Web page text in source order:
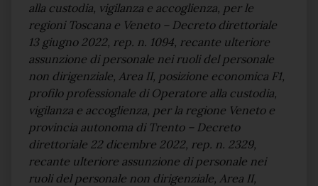
alla custodia, vigilanza e accoglienza, per le
regioni Toscana e Veneto – Decreto direttoriale
13 giugno 2022, rep. n. 1094, recante ulteriore
assunzione di personale nei ruoli del personale
non dirigenziale, Area II, posizione economica F1,
profilo professionale di Operatore alla custodia,
vigilanza e accoglienza, per la regione Veneto e
provincia autonoma di Trento – Decreto
direttoriale 22 dicembre 2022, rep. n. 2329,
recante ulteriore assunzione di personale nei
ruoli del personale non dirigenziale, Area II,